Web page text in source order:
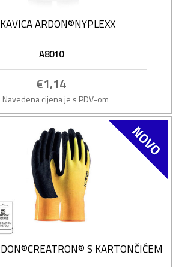
ARDON®NYPLEXX
A8010
€1,14
Navedena cijena je s PDV-om
S KARTONČIĆEM